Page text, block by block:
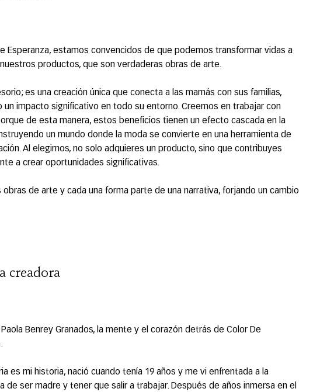
Esperanza, estamos convencidos de que podemos transformar vidas a
productos, que son verdaderas obras de arte.
es una creación única que conecta a las mamás con sus familias,
un impacto significativo en todo su entorno. Creemos en trabajar con
de esta manera, estos beneficios tienen un efecto cascada en la
un mundo donde la moda se convierte en una herramienta de
Al elegirnos, no solo adquieres un producto, sino que contribuyes
a crear oportunidades significativas.
obras de arte y cada una forma parte de una narrativa, forjando un cambio
creadora
Paola Benrey Granados, la mente y el corazón detrás de Color De
es mi historia, nació cuando tenía 19 años y me vi enfrentada a la
de ser madre y tener que salir a trabajar. Después de años inmersa en el